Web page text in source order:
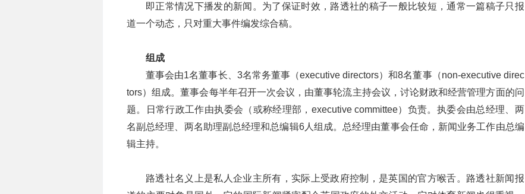
即正常情况下播发的新闻。为了保证时效，路透社的稿子一般比较短，通常一篇稿子只报
道一个动态，只对重大事件编发综合稿。
组成
董事会由1名董事长、3名常务董事（executive directors）和8名董事（non-executive direc
tors）组成。董事会每半年召开一次会议，由董事轮流主持会议，讨论财政和经营管理方面的问
题。日常行政工作由执委会（或称经理部，executive committee）负责。执委会由总经理、两
名副总经理、两名助理副总经理和总编辑6人组成。总经理由董事会任命，新闻业务工作由总编
辑主持。
路透社名义上是私人企业主所有，实际上受政府控制，是英国的官方喉舌。路透社新闻报